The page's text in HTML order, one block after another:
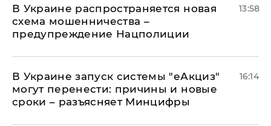
В Украине распространяется новая
схема мошенничества –
предупреждение Нацполиции
13:58
В Украине запуск системы "еАкциз"
могут перенести: причины и новые
сроки – разъясняет Минцифры
16:14